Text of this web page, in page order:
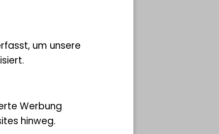
um unsere
Werbung
hinweg.